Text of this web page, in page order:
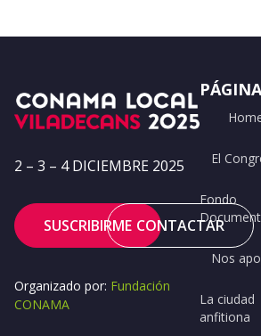
2 – 3 – 4 DICIEMBRE 2025
SUSCRIBIRME CONTACTAR
Organizado por: Fundación
CONAMA
El
Fondo
Nos
La ciudad
anfitiona